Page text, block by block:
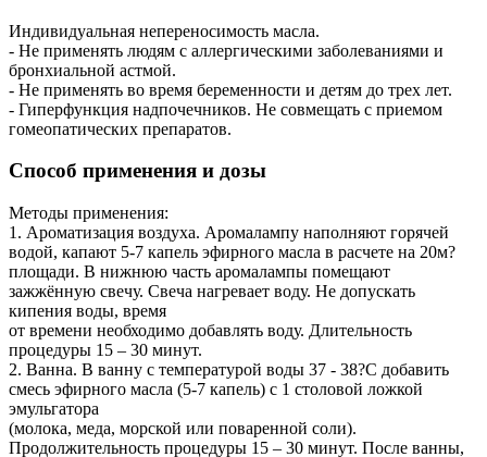
Индивидуальная непереносимость масла.
- Не применять людям с аллергическими заболеваниями и
бронхиальной астмой.
- Не применять во время беременности и детям до трех лет.
- Гиперфункция надпочечников. Не совмещать с приемом
гомеопатических препаратов.
Способ применения и дозы
Методы применения:
1. Ароматизация воздуха. Аромалампу наполняют горячей
водой, капают 5-7 капель эфирного масла в расчете на 20м?
площади. В нижнюю часть аромалампы помещают
зажжённую свечу. Свеча нагревает воду. Не допускать
кипения воды, время
от времени необходимо добавлять воду. Длительность
процедуры 15 – 30 минут.
2. Ванна. В ванну с температурой воды 37 - 38?С добавить
смесь эфирного масла (5-7 капель) с 1 столовой ложкой
эмульгатора
(молока, меда, морской или поваренной соли).
Продолжительность процедуры 15 – 30 минут. После ванны,